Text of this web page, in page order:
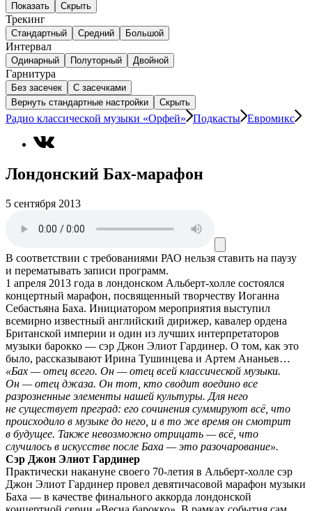
Показать Скрыть
Трекинг
Стандартный Средний Большой
Интервал
Одинарный Полуторный Двойной
Гарнитура
Без засечек
С засечками
Вернуть стандартные настройки
Скрыть
Радио классической музыки «Орфей» Подкасты Евромикс
Лондонский Бах-марафон
5 сентября 2013
В соответствии с требованиями РАО нельзя ставить на паузу
и перематывать записи программ.
1 апреля 2013 года в лондонском Альберт-холле состоялся
концертный марафон, посвященный творчеству Иоганна
Себастьяна Баха. Инициатором мероприятия выступил
всемирно известный английский дирижер, кавалер ордена
Британской империи и один из лучших интерпретаторов
музыки барокко — сэр Джон Элиот Гардинер. О том, как это
было, рассказывают Ирина Тушинцева и Артем Ананьев…
«Бах — отец всего. Он — отец всей классической музыки.
Он — отец джаза. Он тот, кто сводит воедино все
разрозненные элементы нашей культуры. Для него
не существует преград: его сочинения суммируют всё, что
происходило в музыке до него, и в то же время он смотрит
в будущее. Также невозможно отрицать — всё, что
случилось в искусстве после Баха — это разочарование».
Сэр Джон Элиот Гардинер
Практически накануне своего 70-летия в Альберт-холле сэр
Джон Элиот Гардинер провел девятичасовой марафон музыки
Баха — в качестве финального аккорда лондонской